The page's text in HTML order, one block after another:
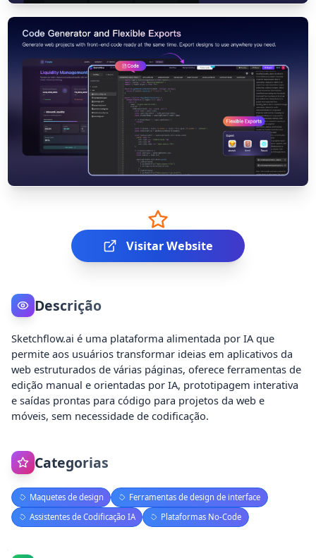
Visitar Website
Descrição
Sketchflow.ai é uma plataforma alimentada por IA que
permite aos usuários transformar ideias em aplicativos da
web estruturados de várias páginas, oferece ferramentas de
edição manual e orientadas por IA, prototipagem interativa
e saídas prontas para código para projetos da web e
móveis, sem necessidade de codificação.
Categorias
Maquetes de design
Ferramentas de design de interface
Assistentes de Codificação IA
Plataformas No-Code